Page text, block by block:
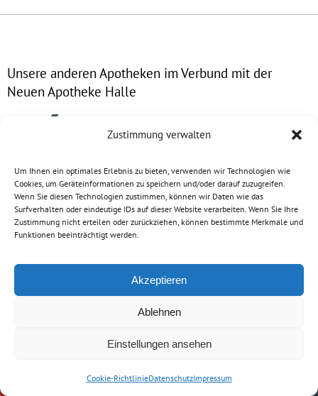
Zustimmung verwalten
Um Ihnen ein optimales Erlebnis zu bieten, verwenden wir Technologien wie
Cookies, um Geräteinformationen zu speichern und/oder darauf zuzugreifen.
Wenn Sie diesen Technologien zustimmen, können wir Daten wie das
Surfverhalten oder eindeutige IDs auf dieser Website verarbeiten. Wenn Sie Ihre
Zustimmung nicht erteilen oder zurückziehen, können bestimmte Merkmale und
Funktionen beeinträchtigt werden.
Akzeptieren
Ablehnen
Einstellungen ansehen
Cookie-RichtlinieDatenschutzImpressum
Unsere anderen Apotheken im Verbund mit der
Neuen Apotheke Halle
Neue Apotheke
Ludwig-Wucherer-Str. 10 / 10a
E-Mail: service@neue-apotheke-halle.de
vorbestellen
uns